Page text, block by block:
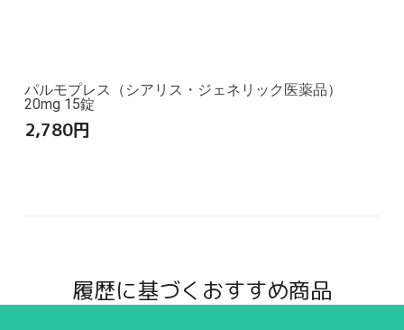
パルモプレス（シアリス・ジェネリック医薬品）
20mg 15錠
2,780円
履歴に基づくおすすめ商品